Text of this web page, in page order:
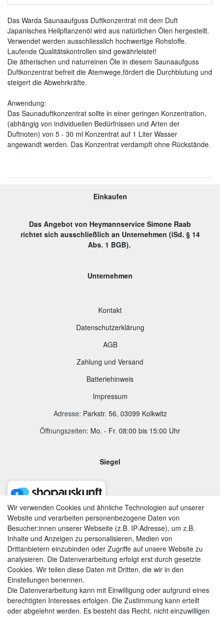
Das Warda Saunaaufguss Duftkonzentrat mit dem Duft
Japanisches Heilpflanzenöl wird aus natürlichen Ölen hergestellt.
Verwendet werden ausschliesslich hochwertige Rohstoffe.
Laufende Qualitätskontrollen sind gewährleistet!
Die ätherischen und naturreinen Öle in diesem Saunaaufguss
Duftkonzentrat befreit die Atemwege,fördert die Durchblutung und
steigert die Abwehrkräfte.
Anwendung:
Das Saunaduftkonzentrat sollte in einer geringen Konzentration,
(abhängig von individuellen Bedürfnissen und Arten der
Duftnoten) von 5 - 30 ml Konzentrat auf 1 Liter Wasser
angewandt werden. Das Konzentrat verdampft ohne Rückstände.
Einkaufen
Das Angebot von Heymannservice Simone Raab
richtet sich ausschließlich an Unternehmen (iSd. § 14
Abs. 1 BGB).
Unternehmen
Kontakt
Datenschutzerklärung
AGB
Zahlung und Versand
Batteriehinweis
Impressum
Adresse: Parkstr. 56, 03099 Kolkwitz
Öffnungszeiten: Mo. - Fr. 08:00 bis 15:00 Uhr
Siegel
AGB|Widerrufsrecht|Datenschutzerklärung|Impressum
Wir verwenden Cookies und ähnliche Technologien auf unserer
Website und verarbeiten personenbezogene Daten von
Besucher:innen unserer Webseite (z.B. IP-Adresse), um z.B.
Inhalte und Anzeigen zu personalisieren, Medien von
Drittanbietern einzubinden oder Zugriffe auf unsere Website zu
analysieren. Die Datenverarbeitung erfolgt erst durch gesetzte
Cookies. Wir teilen diese Daten mit Dritten, die wir in den
Einstellungen benennen.
Die Datenverarbeitung kann mit Einwilligung oder aufgrund eines
berechtigten Interesses erfolgen. Die Zustimmung kann erteilt
oder abgelehnt werden. Es besteht das Recht, nicht einzuwilligen